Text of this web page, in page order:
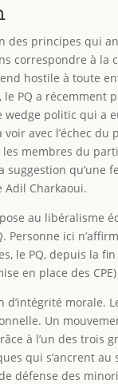
principes qui
correspondre à
hostile à toute
PQ a récemment
wedge politic qui
avec l’échec
les membres du
qu’une
Adil Charkaoui.
au
ici
PQ, depuis la
en place des
d’intégrité
Un
à l’un des trois
qui s’ancrent
défense des